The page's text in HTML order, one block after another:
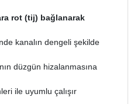
rot (tij) bağlanarak
kanalın dengeli şekilde
düzgün hizalanmasına
ile uyumlu çalışır